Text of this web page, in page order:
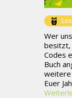
Wer
besitzt,
Codes
Buch
weitere
Euer